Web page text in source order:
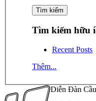
Tìm kiếm hữu
Recent Posts
Thêm...
Diễn Đàn